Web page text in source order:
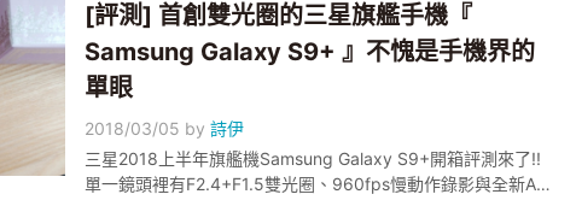
[評測] 首創雙光圈的三星旗艦手機『
Samsung Galaxy S9+ 』不愧是手機界的
單眼
2018/03/05 by詩伊
三星2018上半年旗艦機Samsung Galaxy S9+開箱評測來了!!
單一鏡頭裡有F2.4+F1.5雙光圈、960fps慢動作錄影與全新AR